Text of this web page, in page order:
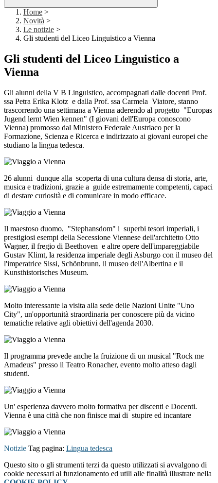
Home >
Novità >
Le notizie >
Gli studenti del Liceo Linguistico a Vienna
Gli studenti del Liceo Linguistico a
Vienna
Gli alunni della V B Linguistico, accompagnati dalle docenti Prof.
ssa Petra Erika Klotz e dalla Prof. ssa Carmela Viatore, stanno
trascorrendo una settimana a Vienna aderendo al progetto "Europas
Jugend lernt Wien kennen" (I giovani dell'Europa conoscono
Vienna) promosso dal Ministero Federale Austriaco per la
Formazione, Scienza e Ricerca e indirizzato ai giovani europei che
studiano la lingua tedesca.
26 alunni dunque alla scoperta di una cultura densa di storia, arte,
musica e tradizioni, grazie a guide estremamente competenti, capaci
di destare curiosità e di comunicare in modo efficace.
Il maestoso duomo, "Stephansdom" i superbi tesori imperiali, i
prestigiosi esempi della Secessione Viennese dell'architetto Otto
Wagner, il fregio di Beethoven e altre opere dell'impareggiabile
Gustav Klimt, la residenza imperiale degli Asburgo con il museo del
l'imperatrice Sissi, Schönbrunn, il museo dell'Albertina e il
Kunsthistorisches Museum.
Molto interessante la visita alla sede delle Nazioni Unite "Uno
City", un'opportunità straordinaria per conoscere più da vicino
tematiche relative agli obiettivi dell'agenda 2030.
Il programma prevede anche la fruizione di un musical "Rock me
Amadeus" presso il Teatro Ronacher, evento molto atteso dagli
studenti.
Un' esperienza davvero molto formativa per discenti e Docenti.
Vienna è una città che non finisce mai di stupire ed incantare
Notizie Tag pagina: Lingua tedesca
Questo sito o gli strumenti terzi da questo utilizzati si avvalgono di
cookie necessari al funzionamento ed utili alle finalità illustrate nella